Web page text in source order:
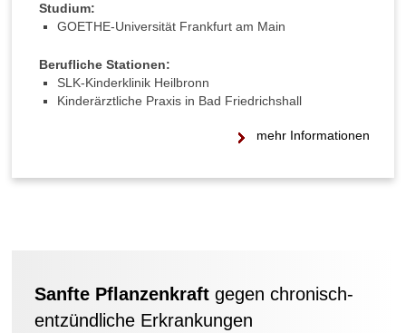
Studium:
GOETHE-Universität Frankfurt am Main
Berufliche Stationen:
SLK-Kinderklinik Heilbronn
Kinderärztliche Praxis in Bad Friedrichshall
mehr Informationen
Sanfte Pflanzenkraft gegen chronisch-
entzündliche Erkrankungen